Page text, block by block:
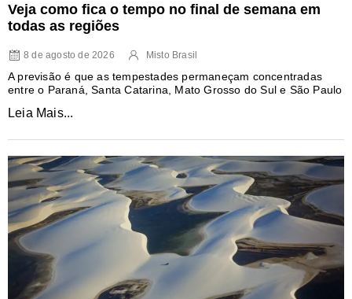
Veja como fica o tempo no final de semana em
todas as regiões
8 de agosto de 2026 Misto Brasil
A previsão é que as tempestades permaneçam concentradas
entre o Paraná, Santa Catarina, Mato Grosso do Sul e São Paulo
Leia Mais...